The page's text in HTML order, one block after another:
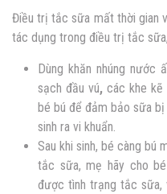
Điều trị tắc sữa mất thời gian
tác dụng trong điều trị tắc
Dùng khăn nhúng nước
sạch đầu vú, các khe kẽ
bé bú để đảm bảo sữa
sinh ra vi khuẩn.
Sau khi sinh, bé càng bú
tắc sữa, mẹ hãy cho
được tình trạng tắc sữa,